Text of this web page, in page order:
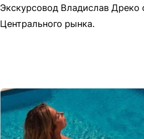
Экскурсовод Владислав Дреко
Центрального рынка.